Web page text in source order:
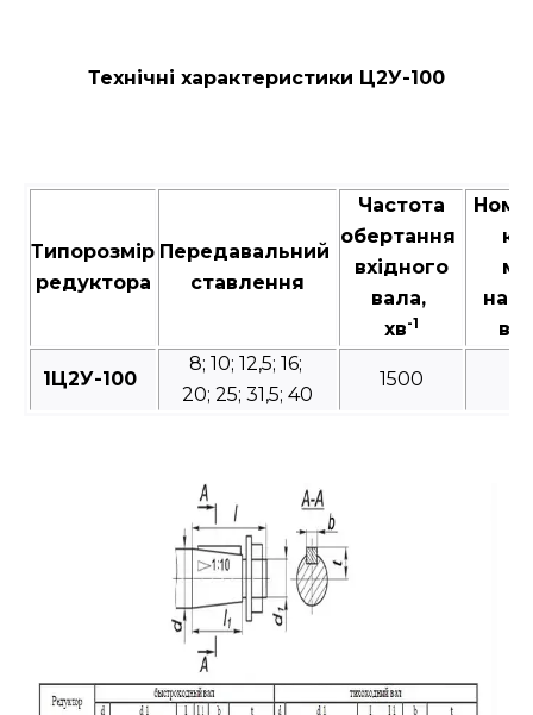
Технічні характеристики Ц2У-100
Типорозмір
редуктора
Передавальний
ставлення
Частота
обертання
вхідного
вала,
хв-1
на
1Ц2У-100
8; 10; 12,5; 16;
20; 25; 31,5; 40
1500